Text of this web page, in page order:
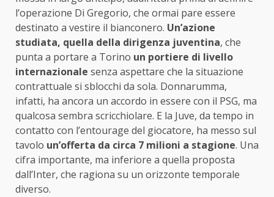
l’operazione Di Gregorio, che ormai pare essere
destinato a vestire il bianconero. Un’azione
studiata, quella della dirigenza juventina, che
punta a portare a Torino un portiere di livello
internazionale senza aspettare che la situazione
contrattuale si sblocchi da sola. Donnarumma,
infatti, ha ancora un accordo in essere con il PSG, ma
qualcosa sembra scricchiolare. E la Juve, da tempo in
contatto con l’entourage del giocatore, ha messo sul
tavolo un’offerta da circa 7 milioni a stagione. Una
cifra importante, ma inferiore a quella proposta
dall’Inter, che ragiona su un orizzonte temporale
diverso.